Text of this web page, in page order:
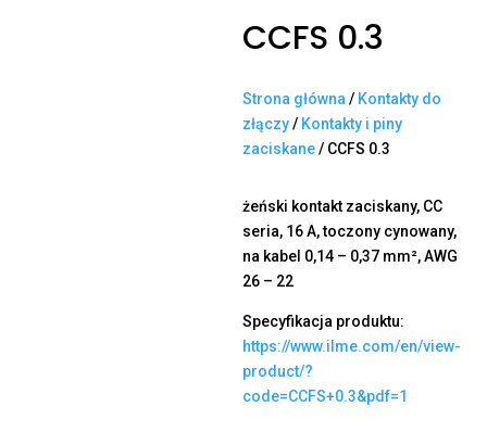
CCFS 0.3
Strona główna / Kontakty do
złączy/ Kontakty i piny
zaciskane/ CCFS 0.3
żeński kontakt zaciskany, CC
seria, 16 A, toczony cynowany,
na kabel 0,14 – 0,37 mm², AWG
26 – 22
Specyfikacja produktu:
https://www.ilme.com/en/view-
product/?
code=CCFS+0.3&pdf=1